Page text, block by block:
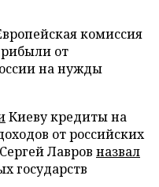
комиссия
от
на нужды
Киеву кредиты на
от российских
Лавров назвал
государств